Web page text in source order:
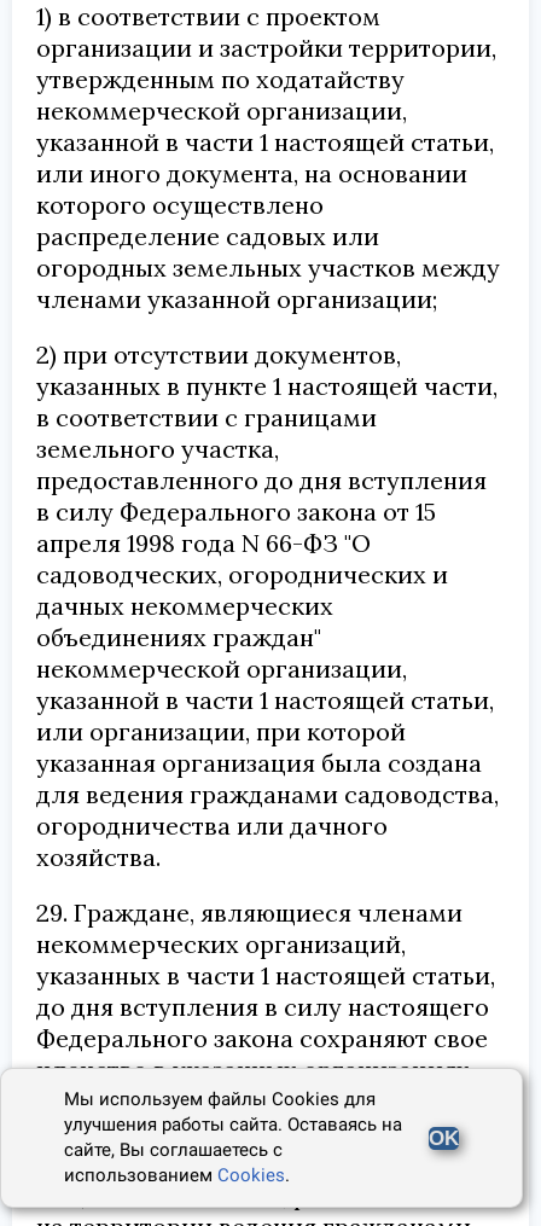
1) в соответствии с проектом
организации и застройки территории,
утвержденным по ходатайству
некоммерческой организации,
указанной в части 1 настоящей статьи,
или иного документа, на основании
которого осуществлено
распределение садовых или
огородных земельных участков между
членами указанной организации;
2) при отсутствии документов,
указанных в пункте 1 настоящей части,
в соответствии с границами
земельного участка,
предоставленного до дня вступления
в силу Федерального закона от 15
апреля 1998 года N 66-ФЗ "О
садоводческих, огороднических и
дачных некоммерческих
объединениях граждан"
некоммерческой организации,
указанной в части 1 настоящей статьи,
или организации, при которой
указанная организация была создана
для ведения гражданами садоводства,
огородничества или дачного
хозяйства.
29. Граждане, являющиеся членами
некоммерческих организаций,
указанных в части 1 настоящей статьи,
до дня вступления в силу настоящего
Федерального закона сохраняют свое
членство в указанных организациях
после дня вступления в силу
настоящего Федерального закона и
право пользования имуществом
Мы используем файлы Cookies для
улучшения работы сайта. Оставаясь на
сайте, Вы соглашаетесь с
использованиемCookies.
OK